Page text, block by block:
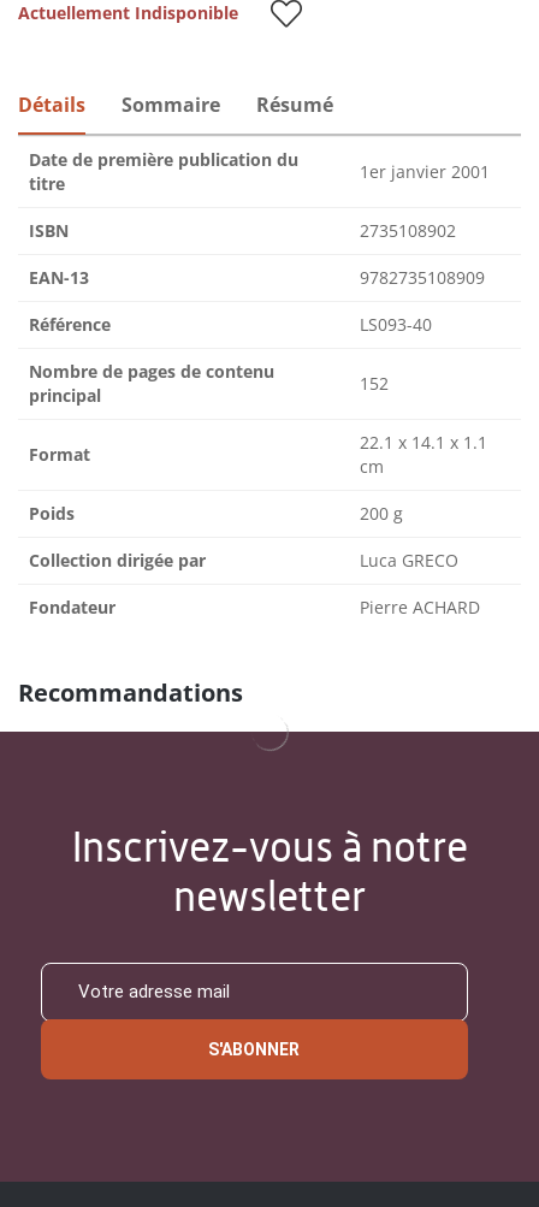
Actuellement Indisponible
Détails Sommaire Résumé
Date de première publication du
titre
1er janvier 2001
ISBN 2735108902
EAN-13 9782735108909
Référence LS093-40
Nombre de pages de contenu
principal
152
Format
22.1 x 14.1 x 1.1
cm
Poids 200 g
Collection dirigée par Luca GRECO
Fondateur Pierre ACHARD
Recommandations
Inscrivez-vous à notre
newsletter
S'ABONNER